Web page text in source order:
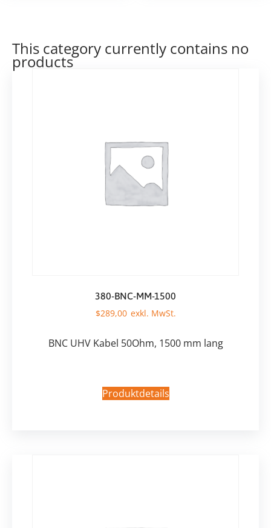
This category currently contains no
products
380-BNC-MM-1500
$289,00
BNC UHV Kabel 50Ohm, 1500 mm lang
Produktdetails